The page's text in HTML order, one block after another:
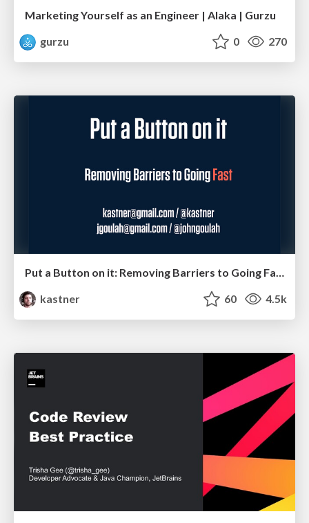
Marketing Yourself as an Engineer | Alaka | Gurzu
gurzu
0 270
Put a Button on it: Removing Barriers to Going Fast.
kastner
60 4.5k